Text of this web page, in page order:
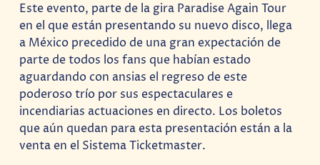
Este evento, parte de la gira Paradise Again Tour
en el que están presentando su nuevo disco, llega
a México precedido de una gran expectación de
parte de todos los fans que habían estado
aguardando con ansias el regreso de este
poderoso trío por sus espectaculares e
incendiarias actuaciones en directo. Los boletos
que aún quedan para esta presentación están a la
venta en el Sistema Ticketmaster.